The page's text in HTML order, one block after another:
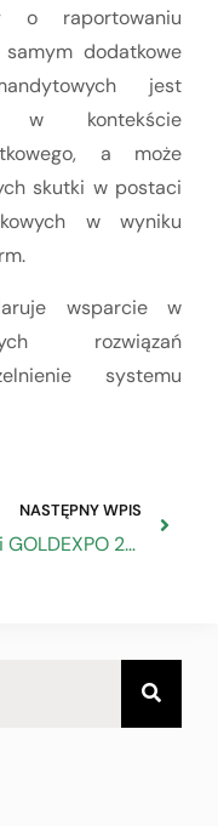
o raportowaniu
dodatkowe
jest
w kontekście
a może
skutki w postaci
w wyniku
wsparcie w
rozwiązań
systemu
NASTĘPNY WPIS
Targi GOLDEXPO 2020 w Warszawie